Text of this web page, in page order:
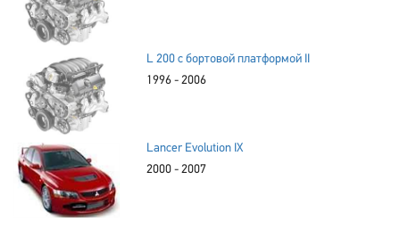
L 200 c бортовой платформой II
1996 - 2006
Lancer Evolution IX
2000 - 2007